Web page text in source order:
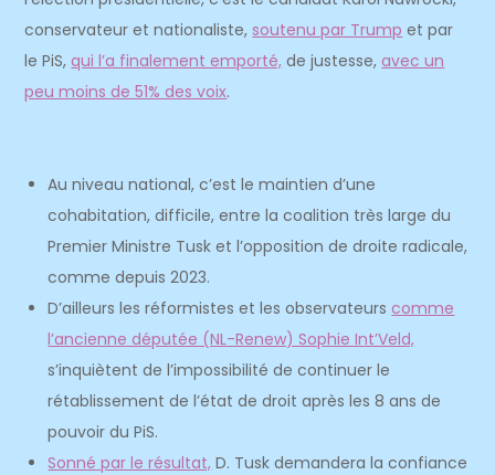
conservateur et nationaliste, soutenu par Trump et par
le PiS,qui l’a finalement emporté, de justesse,avec un
peu moins de 51% des voix.
Au niveau national, c’est le maintien d’une
cohabitation, difficile, entre la coalition très large du
Premier Ministre Tusk et l’opposition de droite radicale,
comme depuis 2023.
D’ailleurs les réformistes et les observateurs comme
l’ancienne députée (NL-Renew) Sophie Int’Veld,
s’inquiètent de l’impossibilité de continuer le
rétablissement de l’état de droit après les 8 ans de
pouvoir du PiS.
Sonné par le résultat, D. Tusk demandera la confiance